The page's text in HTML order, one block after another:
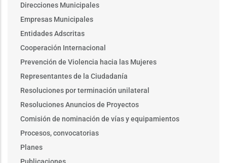
Direcciones Municipales
Empresas Municipales
Entidades Adscritas
Cooperación Internacional
Prevención de Violencia hacia las Mujeres
Representantes de la Ciudadanía
Resoluciones por terminación unilateral
Resoluciones Anuncios de Proyectos
Comisión de nominación de vías y equipamientos
Procesos, convocatorias
Planes
Publicaciones